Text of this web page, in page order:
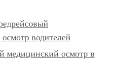
водителей
медицинский осмотр в